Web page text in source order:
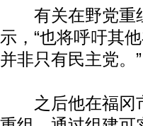
有关在野党重组
示，“也将呼吁其
并非只有民主党。”
之后他在福冈市